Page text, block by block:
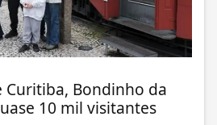
Curitiba, Bondinho da
10 mil visitantes